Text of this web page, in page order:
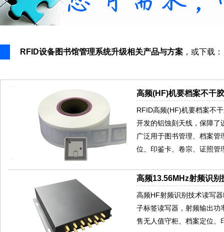
RFID设备图书馆管理系统升级相关产品与方案 ，或下载
高频(HF)机要档案不干
RFID高频(HF)机要档案不
开发的铝蚀刻天线，保障了
广泛用于图书管理、档案
位、印鉴卡、卷宗、证照管
高频13.56MHz射频识
高频HF射频识别技术读写
子标签读写器，射频输出功
售无人值守柜、档案定位、